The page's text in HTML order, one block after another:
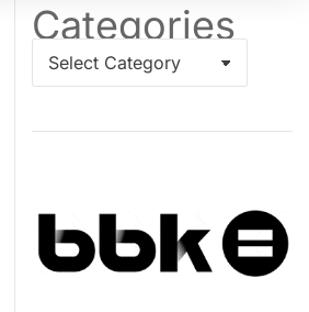
Categories